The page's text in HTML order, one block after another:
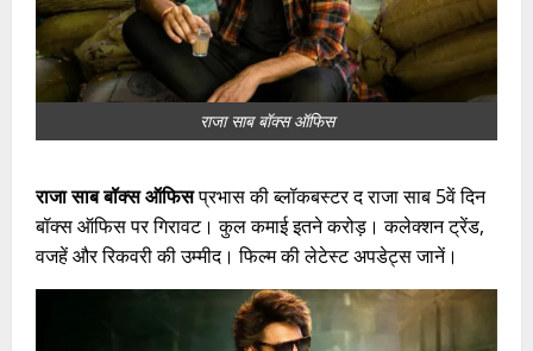
राजा साब बॉक्स ऑफिस
राजा साब बॉक्स ऑफिसप्रभास की ब्लॉकबस्टर द राजा साब 5वें दिन
बॉक्स ऑफिस पर गिरावट। कुल कमाई इतने करोड़। कलेक्शन ट्रेंड,
वजहें और रिकवरी की उम्मीद। फिल्म की लेटेस्ट अपडेट्स जानें।